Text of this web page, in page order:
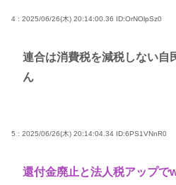
4 : 2025/06/26(木) 20:14:00.36 ID:OrNOlpSz0
連合は消費税を減税しない自
ん
5 : 2025/06/26(木) 20:14:04.34 ID:6PS1VNnR0
還付金廃止と法人税アップで